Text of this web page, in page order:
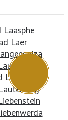
Laasphe
Laer